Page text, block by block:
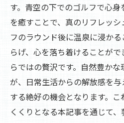
す。青空の下でのゴルフで心
を癒すことで、真のリフレッ
フのラウンド後に温泉に浸か
らげ、心を落ち着けることが
らではの贅沢です。自然豊か
が、日常生活からの解放感を
する絶好の機会となります。
くくりとなる本記事を通じて